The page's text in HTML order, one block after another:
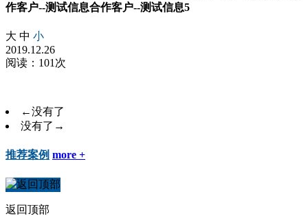
作客户--测试信息合作客户--测试信息5
大 中 小
2019.12.26
阅读：101次
←没有了
没有了 →
推荐案例 more +
返回顶部